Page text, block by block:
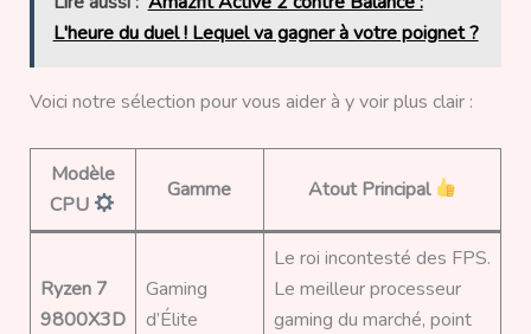
L'heure du duel ! Lequel va gagner à votre poignet ?
Voici notre sélection pour vous aider à y voir plus clair :
Modèle
CPU
Gamme Atout Principal
Ryzen 7
9800X3D
Gaming
d’Élite
Le roi incontesté des FPS.
Le meilleur processeur
gaming du marché, point